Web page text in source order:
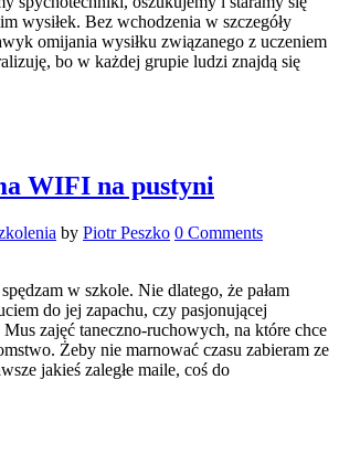
wysiłek. Bez wchodzenia w szczegóły
omijania wysiłku związanego z uczeniem
bo w każdej grupie ludzi znajdą się
WIFI na pustyni
by Piotr Peszko 0 Comments
w szkole. Nie dlatego, że pałam
do jej zapachu, czy pasjonującej
zajęć taneczno-ruchowych, na które chce
Żeby nie marnować czasu zabieram ze
jakieś zaległe maile, coś do